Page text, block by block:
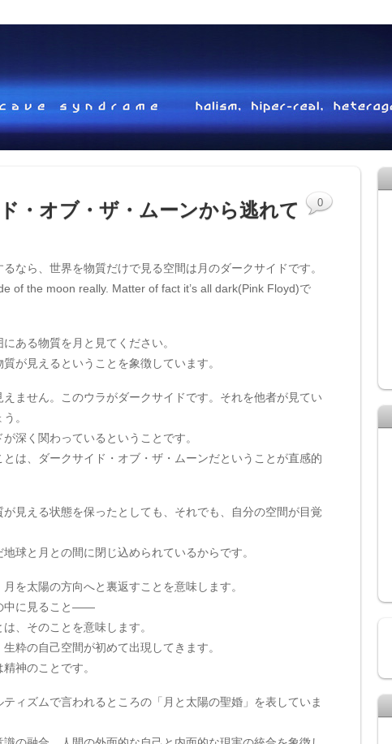
・オブ・ザ・ムーンから逃れて
なら、世界を物質だけで見る空間は月のダークサイドです。
of the moon really. Matter of fact it’s all dark(Pink Floyd)で
ある物質を月と見てください。
が見えるということを象徴しています。
ません。このウラがダークサイドです。それを他者が見てい
。
深く関わっているということです。
は、ダークサイド・オブ・ザ・ムーンだということが直感的
見える状態を保ったとしても、それでも、自分の空間が目覚
球と月との間に閉じ込められているからです。
を太陽の方向へと裏返すことを意味します。
中に見ること——
、そのことを意味します。
粋の自己空間が初めて出現してきます。
神のことです。
ィズムで言われるところの「月と太陽の聖婚」を表していま
0